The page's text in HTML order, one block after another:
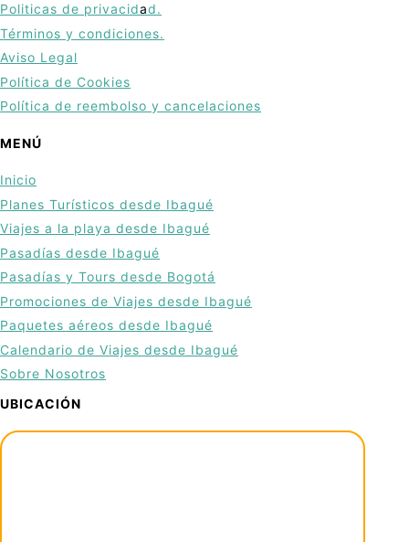
Politicas de privacidad.
Términos y condiciones.
Aviso Legal
Política de Cookies
Política de reembolso y cancelaciones
MENÚ
Inicio
Planes Turísticos desde Ibagué
Viajes a la playa desde Ibagué
Pasadías desde Ibagué
Pasadías y Tours desde Bogotá
Promociones de Viajes desde Ibagué
Paquetes aéreos desde Ibagué
Calendario de Viajes desde Ibagué
Sobre Nosotros
UBICACIÓN